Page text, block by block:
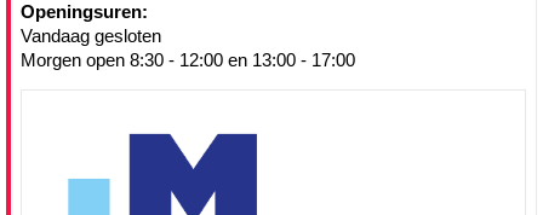
Openingsuren:
Vandaag gesloten
Morgen open 8:30 - 12:00 en 13:00 - 17:00